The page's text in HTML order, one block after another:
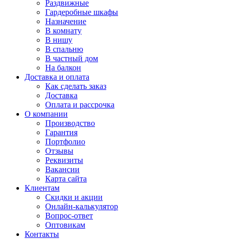
Раздвижные
Гардеробные шкафы
Назначение
В комнату
В нишу
В спальню
В частный дом
На балкон
Доставка и оплата
Как сделать заказ
Доставка
Оплата и рассрочка
О компании
Производство
Гарантия
Портфолио
Отзывы
Реквизиты
Вакансии
Карта сайта
Клиентам
Скидки и акции
Онлайн-калькулятор
Вопрос-ответ
Оптовикам
Контакты